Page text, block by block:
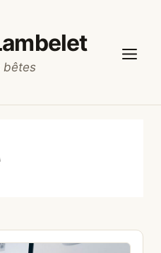
bêtes